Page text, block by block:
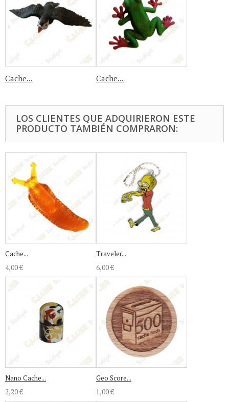
Cache... Cache...
LOS CLIENTES QUE ADQUIRIERON ESTE
PRODUCTO TAMBIÉN COMPRARON:
Cache...
4,00 €
Traveler...
6,00 €
Nano Cache...
2,20 €
Geo Score...
1,00 €